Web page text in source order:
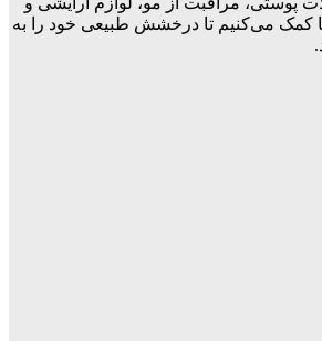
کمک می‌کنیم تا درخشش طبیعی خود را به